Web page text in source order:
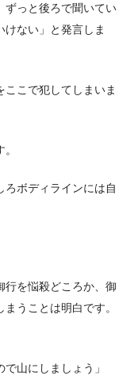
ずっと後ろで聞いてい
ない」と発言しま
ここで犯してしまいま
ろボディラインには自
行を悩殺どころか、御
まうことは明白です。
山にしましょう」